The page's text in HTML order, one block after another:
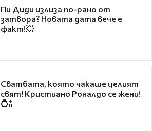
Пи Диди излиза по-рано от
затвора? Новата дата вече е
факт!💥
Сватбата, която чакаше целият
свят! Кристиано Роналдо се жени!
💍🍾